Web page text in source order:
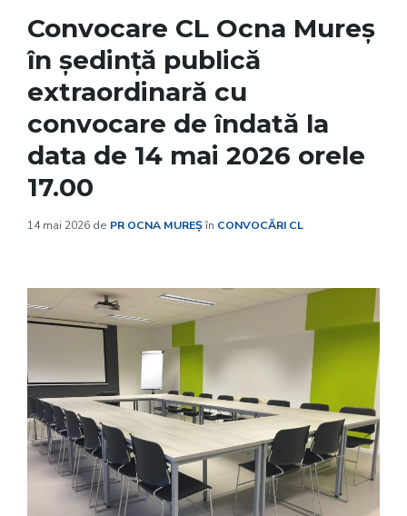
Convocare CL Ocna Mureș
în ședință publică
extraordinară cu
convocare de îndată la
data de 14 mai 2026 orele
17.00
14 mai 2026 de PR OCNA MUREȘîn CONVOCĂRI CL